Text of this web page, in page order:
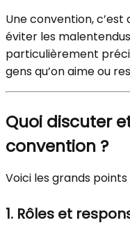
Une convention,
éviter les
particulièrement
gens qu’on aime ou
Quoi discuter
convention ?
Voici les grands
1. Rôles et